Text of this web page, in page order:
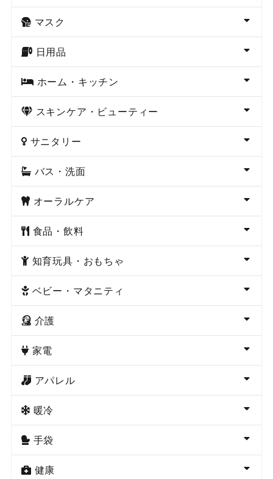
マスク
日用品
ホーム・キッチン
スキンケア・ビューティー
サニタリー
バス・洗面
オーラルケア
食品・飲料
知育玩具・おもちゃ
ベビー・マタニティ
介護
家電
アパレル
暖冷
手袋
健康